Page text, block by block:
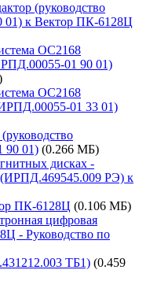
(руководство
01) к Вектор ПК-6128Ц
ОС2168
01 90 01)
ОС2168
01 33 01)
90 01) (0.266 МБ)
дисках -
(ИРПД.469545.009 РЭ) к
ПК-6128Ц (0.106 МБ)
цифровая
- Руководство по
ТБ1) (0.459